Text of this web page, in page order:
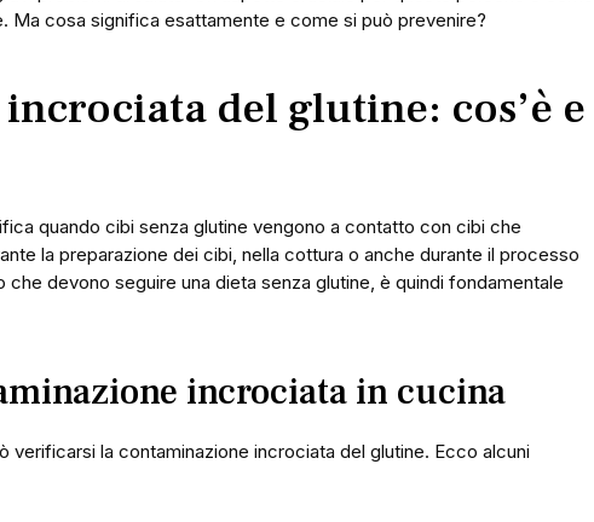
Ma cosa significa esattamente e come si può prevenire?
del glutine: cos’è e
quando cibi senza glutine vengono a contatto con cibi che
la preparazione dei cibi, nella cottura o anche durante il processo
devono seguire una dieta senza glutine, è quindi fondamentale
incrociata in cucina
verificarsi la contaminazione incrociata del glutine. Ecco alcuni